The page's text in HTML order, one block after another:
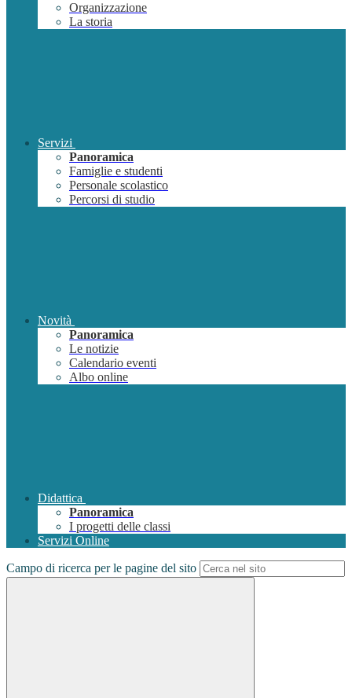
Organizzazione
La storia
Servizi
Panoramica
Famiglie e studenti
Personale scolastico
Percorsi di studio
Novità
Panoramica
Le notizie
Calendario eventi
Albo online
Didattica
Panoramica
I progetti delle classi
Servizi Online
Campo di ricerca per le pagine del sito